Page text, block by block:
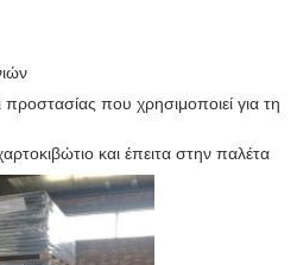
που χρησιμοποιεί για τη
και έπειτα στην παλέτα